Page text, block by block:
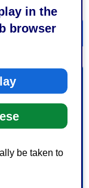
in the
browser
be taken to
ンダーを表示
金